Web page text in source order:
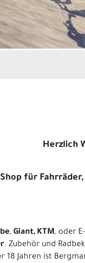
Herzlich
für
, Giant, KTM, oder
. Zubehör und
18 Jahren ist